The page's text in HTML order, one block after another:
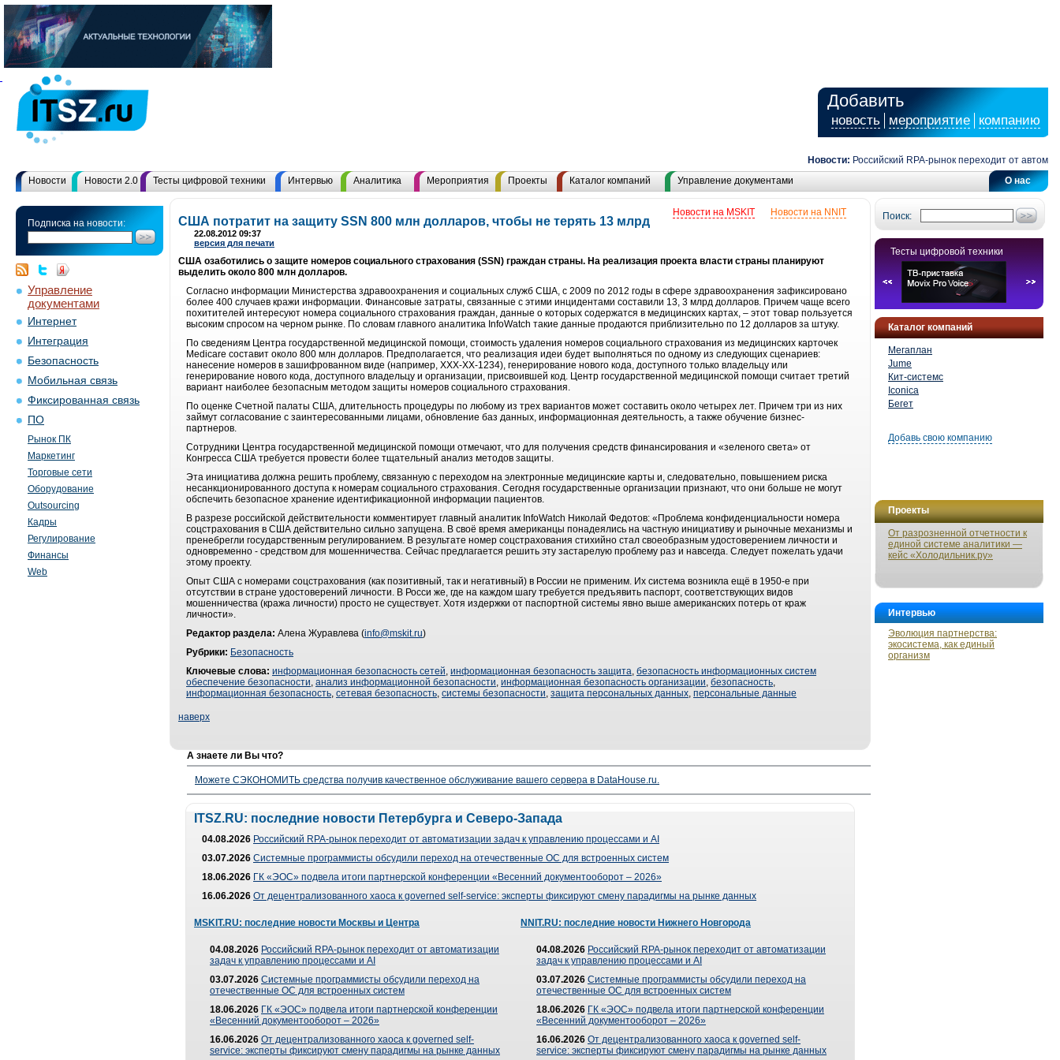
Добавить
новость мероприятие компанию
Новости: Российский RPA-рынок переходит от
О нас
Новости Новости 2.0 Тесты цифровой техники Интервью Аналитика Мероприятия Проекты Каталог компаний Управление документами
Подписка на новости:
Управление
документами
Интернет
Интеграция
Безопасность
Мобильная связь
Фиксированная связь
ПО
Рынок ПК
Маркетинг
Торговые сети
Оборудование
Outsourcing
Кадры
Регулирование
Финансы
Web
Поиск:
Тесты цифровой техники
Каталог компаний
Мегаплан
Jume
Кит-системс
Iconica
Бегет
Добавь свою компанию
Проекты
От разрозненной отчетности к
единой системе аналитики —
кейс «Холодильник.ру»
Интервью
Эволюция партнерства:
экосистема, как единый
организм
Новости на NNIT
Новости на MSKIT
США потратит на защиту SSN 800 млн долларов, чтобы не терять 13 млрд
22.08.2012 09:37
версия для печати
США озаботились о защите номеров социального страхования (SSN) граждан страны. На реализация проекта власти страны планируют
выделить около 800 млн долларов.
Согласно информации Министерства здравоохранения и социальных служб США, с 2009 по 2012 годы в сфере здравоохранения зафиксировано
более 400 случаев кражи информации. Финансовые затраты, связанные с этими инцидентами составили 13, 3 млрд долларов. Причем чаще всего
похитителей интересуют номера социального страхования граждан, данные о которых содержатся в медицинских картах, – этот товар пользуется
высоким спросом на черном рынке. По словам главного аналитика InfoWatch такие данные продаются приблизительно по 12 долларов за штуку.
По сведениям Центра государственной медицинской помощи, стоимость удаления номеров социального страхования из медицинских карточек
Medicare составит около 800 млн долларов. Предполагается, что реализация идеи будет выполняться по одному из следующих сценариев:
нанесение номеров в зашифрованном виде (например, XXX-XX-1234), генерирование нового кода, доступного только владельцу или
генерирование нового кода, доступного владельцу и организации, присвоившей код. Центр государственной медицинской помощи считает третий
вариант наиболее безопасным методом защиты номеров социального страхования.
По оценке Счетной палаты США, длительность процедуры по любому из трех вариантов может составить около четырех лет. Причем три из них
займут согласование с заинтересованными лицами, обновление баз данных, информационная деятельность, а также обучение бизнес-
партнеров.
Сотрудники Центра государственной медицинской помощи отмечают, что для получения средств финансирования и «зеленого света» от
Конгресса США требуется провести более тщательный анализ методов защиты.
Эта инициатива должна решить проблему, связанную с переходом на электронные медицинские карты и, следовательно, повышением риска
несанкционированного доступа к номерам социального страхования. Сегодня государственные организации признают, что они больше не могут
обспечить безопасное хранение идентификационной информации пациентов.
В разрезе российской действительности комментирует главный аналитик InfoWatch Николай Федотов: «Проблема конфиденциальности номера
соцстрахования в США действительно сильно запущена. В своё время американцы понадеялись на частную инициативу и рыночные механизмы и
пренебрегли государственным регулированием. В результате номер соцстрахования стихийно стал своеобразным удостоверением личности и
одновременно - средством для мошенничества. Сейчас предлагается решить эту застарелую проблему раз и навсегда. Следует пожелать удачи
этому проекту.
Опыт США с номерами соцстрахования (как позитивный, так и негативный) в России не применим. Их система возникла ещё в 1950-е при
отсутствии в стране удостоверений личности. В Росси же, где на каждом шагу требуется предъявить паспорт, соответствующих видов
мошенничества (кража личности) просто не существует. Хотя издержки от паспортной системы явно выше американских потерь от краж
личности».
Редактор раздела: Алена Журавлева (info@mskit.ru)
Рубрики: Безопасность
Ключевые слова: информационная безопасность сетей, информационная безопасность защита, безопасность информационных систем
обеспечение безопасности, анализ информационной безопасности, информационная безопасность организации, безопасность,
информационная безопасность, сетевая безопасность, системы безопасности, защита персональных данных, персональные данные
наверх
А знаете ли Вы что?
Можете СЭКОНОМИТЬ средства получив качественное обслуживание вашего сервера в DataHouse.ru.
ITSZ.RU: последние новости Петербурга и Северо-Запада
04.08.2026 Российский RPA-рынок переходит от автоматизации задач к управлению процессами и AI
03.07.2026 Системные программисты обсудили переход на отечественные ОС для встроенных систем
18.06.2026 ГК «ЭОС» подвела итоги партнерской конференции «Весенний документооборот – 2026»
16.06.2026 От децентрализованного хаоса к governed self-service: эксперты фиксируют смену парадигмы на рынке данных
MSKIT.RU: последние новости Москвы и Центра
04.08.2026 Российский RPA-рынок переходит от автоматизации
задач к управлению процессами и AI
03.07.2026 Системные программисты обсудили переход на
отечественные ОС для встроенных систем
18.06.2026 ГК «ЭОС» подвела итоги партнерской конференции
«Весенний документооборот – 2026»
16.06.2026 От децентрализованного хаоса к governed self-
service: эксперты фиксируют смену парадигмы на рынке данных
NNIT.RU: последние новости Нижнего Новгорода
04.08.2026 Российский RPA-рынок переходит от автоматизации
задач к управлению процессами и AI
03.07.2026 Системные программисты обсудили переход на
отечественные ОС для встроенных систем
18.06.2026 ГК «ЭОС» подвела итоги партнерской конференции
«Весенний документооборот – 2026»
16.06.2026 От децентрализованного хаоса к governed self-
service: эксперты фиксируют смену парадигмы на рынке данных